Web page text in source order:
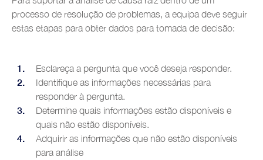
processo de resolução de problemas, a equipa deve seguir
estas etapas para obter dados para tomada de decisão:
Esclareça a pergunta que você deseja responder.
Identifique as informações necessárias para
responder à pergunta.
Determine quais informações estão disponíveis e
quais não estão disponíveis.
Adquirir as informações que não estão disponíveis
para análise